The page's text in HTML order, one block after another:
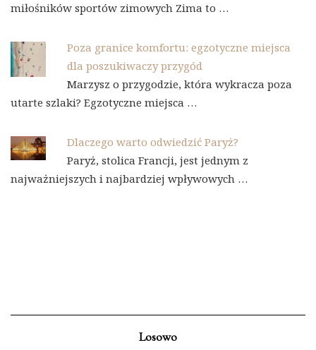
miłośników sportów zimowych Zima to …
Poza granice komfortu: egzotyczne miejsca
dla poszukiwaczy przygód
Marzysz o przygodzie, która wykracza poza
utarte szlaki? Egzotyczne miejsca …
Dlaczego warto odwiedzić Paryż?
Paryż, stolica Francji, jest jednym z
najważniejszych i najbardziej wpływowych …
Losowo